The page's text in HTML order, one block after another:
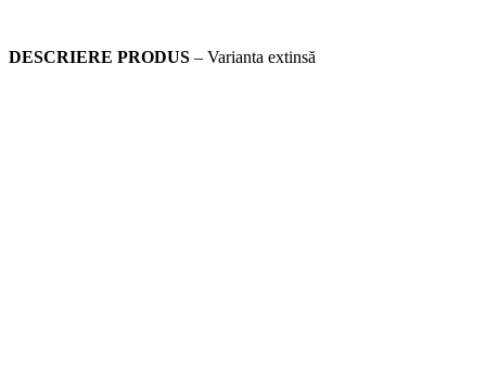
DESCRIERE PRODUS – Varianta extinsă